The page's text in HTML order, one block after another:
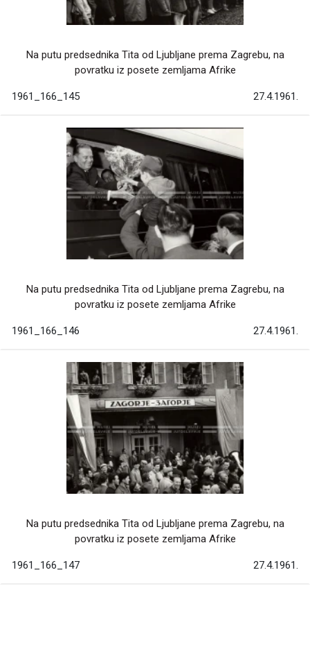
Na putu predsednika Tita od Ljubljane prema Zagrebu, na
povratku iz posete zemljama Afrike
1961_166_145 27.4.1961.
Na putu predsednika Tita od Ljubljane prema Zagrebu, na
povratku iz posete zemljama Afrike
1961_166_146 27.4.1961.
Na putu predsednika Tita od Ljubljane prema Zagrebu, na
povratku iz posete zemljama Afrike
1961_166_147 27.4.1961.